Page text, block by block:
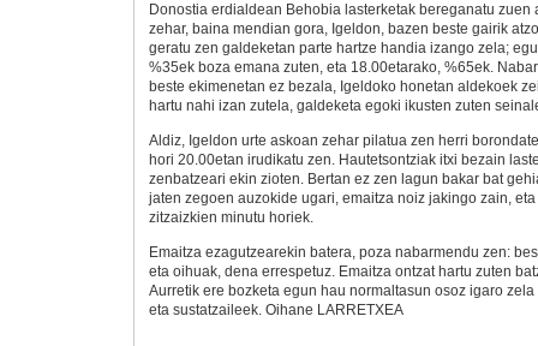
Donostia erdialdean Behobia lasterketak bereganatu zuen
zehar, baina mendian gora, Igeldon, bazen beste gairik
geratu zen galdeketan parte hartze handia izango zela;
%35ek boza emana zuten, eta 18.00etarako, %65ek.
beste ekimenetan ez bezala, Igeldoko honetan aldekoek
hartu nahi izan zutela, galdeketa egoki ikusten zuten
Aldiz, Igeldon urte askoan zehar pilatua zen herri
hori 20.00etan irudikatu zen. Hautetsontziak itxi bezain
zenbatzeari ekin zioten. Bertan ez zen lagun bakar bat
jaten zegoen auzokide ugari, emaitza noiz jakingo zain,
zitzaizkien minutu horiek.
Emaitza ezagutzearekin batera, poza nabarmendu zen:
eta oihuak, dena errespetuz. Emaitza ontzat hartu zuten
Aurretik ere bozketa egun hau normaltasun osoz igaro
eta sustatzaileek. Oihane LARRETXEA